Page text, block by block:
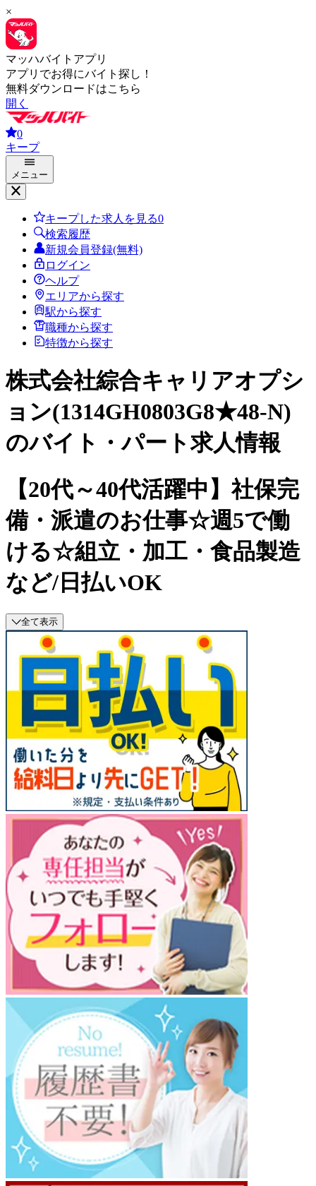
×
マッハバイトアプリ
アプリでお得にバイト探し！
無料ダウンロードはこちら
開く
0
キープ
メニュー
キープした求人を見る0
検索履歴
新規会員登録(無料)
ログイン
ヘルプ
エリアから探す
駅から探す
職種から探す
特徴から探す
株式会社綜合キャリアオプシ
ョン(1314GH0803G8★48-N)
のバイト・パート求人情報
【20代～40代活躍中】社保完
備・派遣のお仕事☆週5で働
ける☆組立・加工・食品製造
など/日払いOK
全て表示